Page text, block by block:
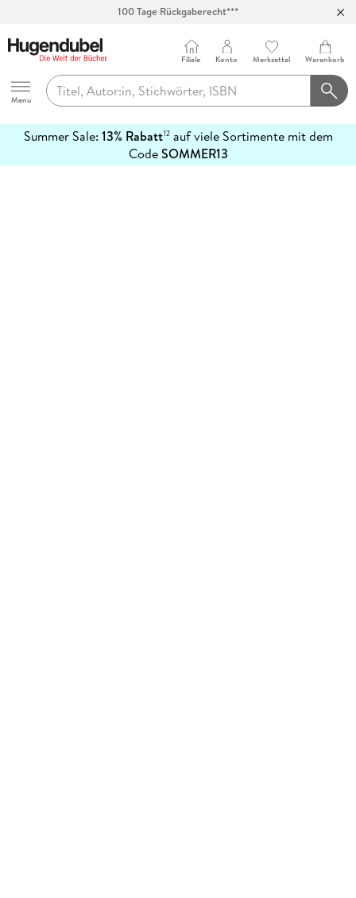
100 Tage Rückgaberecht***
Hugendubel
Menu
Filiale Konto Merkzettel Warenkorb
Summer Sale: 13% Rabatt12auf viele Sortimente mit dem
CodeSOMMER13
erfahren